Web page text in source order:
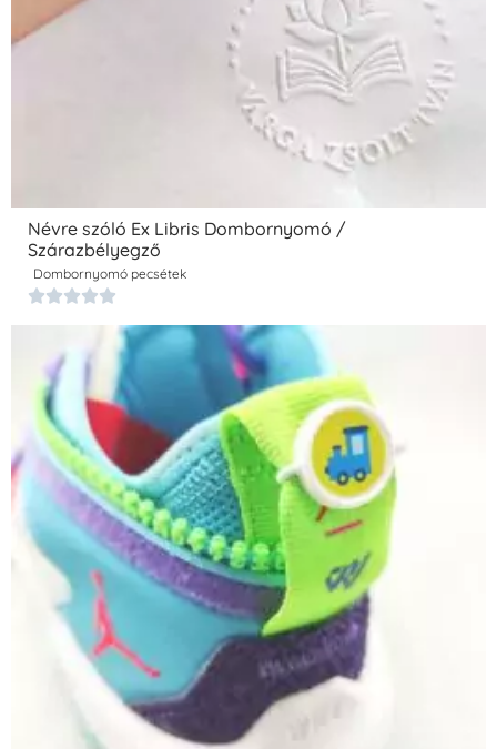
Névre szóló Ex Libris Dombornyomó /
Szárazbélyegző
Dombornyomó pecsétek
